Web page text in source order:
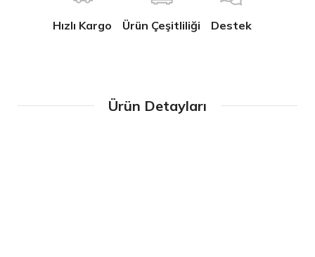
Hızlı Kargo Ürün Çeşitliliği Destek
Ürün Detayları